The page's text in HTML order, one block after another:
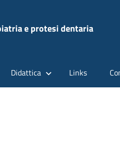
e protesi dentaria
Didattica Links